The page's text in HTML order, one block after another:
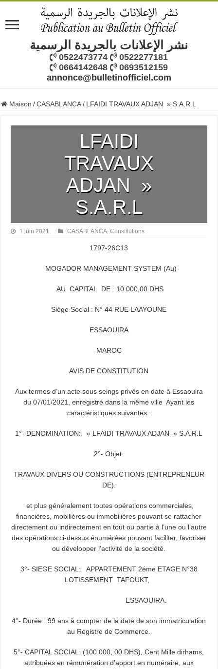
نشر الإعلانات بالجريدة الرسمية
0522473774
0522277181
0664142648
0693512159
annonce@bulletinofficiel.com
Maison / CASABLANCA / LFAIDI TRAVAUX ADJAN » S.A.R.L
LFAIDI
TRAVAUX
ADJAN »
S.A.R.L
1 juin 2021 CASABLANCA,Constitutions
1797-26C13
MOGADOR MANAGEMENT SYSTEM (Au)
AU CAPITAL DE : 10.000,00 DHS
Siège Social : N° 44 RUE LAAYOUNE
ESSAOUIRA
MAROC
AVIS DE CONSTITUTION
Aux termes d’un acte sous seings privés en date à Essaouira
du 07/01/2021, enregistré dans la même ville Ayant les
caractéristiques suivantes :
1°- DENOMINATION: « LFAIDI TRAVAUX ADJAN » S.A.R.L
2°- Objet:
TRAVAUX DIVERS OU CONSTRUCTIONS (ENTREPRENEUR
DE).
et plus généralement toutes opérations commerciales,
financières, mobilières ou immobilières pouvant se rattacher
directement ou indirectement en tout ou partie à l’une ou l’autre
des opérations ci-dessus énumérées pouvant faciliter, favoriser
ou développer l’activité de la société.
3°- SIEGE SOCIAL: APPARTEMENT 2éme ETAGE N°38
LOTISSEMENT TAFOUKT,
ESSAOUIRA.
4°- Durée : 99 ans à compter de la date de son immatriculation
au Registre de Commerce.
5°- CAPITAL SOCIAL: (100 000, 00 DHS), Cent Mille dirhams,
attribuées en rémunération d’apport en numéraire, aux